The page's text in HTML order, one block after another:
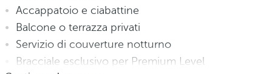
Accappatoio e ciabattine
Balcone o terrazza privati
Servizio di couverture notturno
Bracciale esclusivo per Premium Level